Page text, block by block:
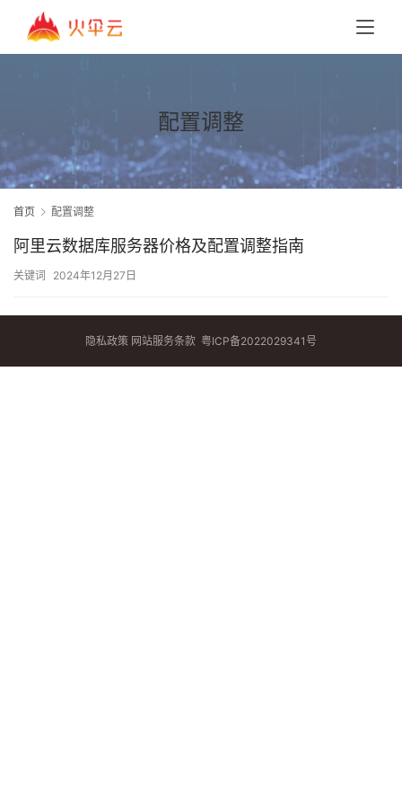
配置调整
首页 配置调整
阿里云数据库服务器价格及配置调整指南
关键词 2024年12月27日
隐私政策 网站服务条款 粤ICP备2022029341号